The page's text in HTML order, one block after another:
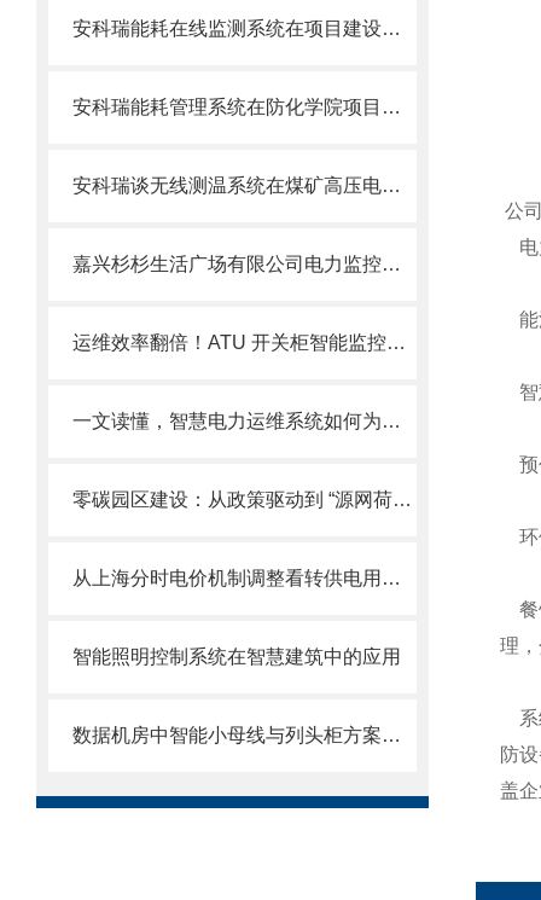
安科瑞能耗在线监测系统在项目建设中的应用
安科瑞能耗管理系统在防化学院项目的应用
安科瑞谈无线测温系统在煤矿高压电气设备上的应用-安科瑞王璐月
嘉兴杉杉生活广场有限公司电力监控系统的设计与应用
运维效率翻倍！ATU 开关柜智能监控终端解锁便捷管控
一文读懂，智慧电力运维系统如何为电力行业注入强劲动力
零碳园区建设：从政策驱动到 “源网荷储” 一体化实践的破局之路
从上海分时电价机制调整看转供电用户电能计费
智能照明控制系统在智慧建筑中的应用
数据机房中智能小母线与列头柜方案的对比分析
公
电
能
智
预
环
餐
理
系
防
盖